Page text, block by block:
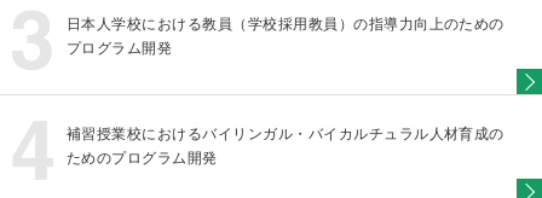
日本人学校における教員（学校採用教員）の指導力向上のための
プログラム開発
補習授業校におけるバイリンガル・バイカルチュラル人材育成の
ためのプログラム開発